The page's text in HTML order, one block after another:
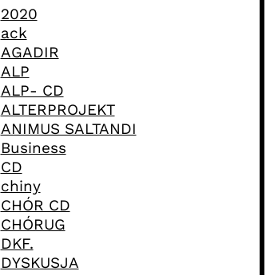
2020
ack
AGADIR
ALP
ALP- CD
ALTERPROJEKT
ANIMUS SALTANDI
Business
CD
chiny
CHÓR CD
CHÓRUG
DKF.
DYSKUSJA